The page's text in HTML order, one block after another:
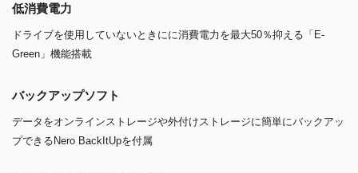
低消費電力
ドライブを使用していないときにに消費電力を最大50％抑える「E-
Green」機能搭載
バックアップソフト
データをオンラインストレージや外付けストレージに簡単にバックアッ
プできるNero BackItUpを付属